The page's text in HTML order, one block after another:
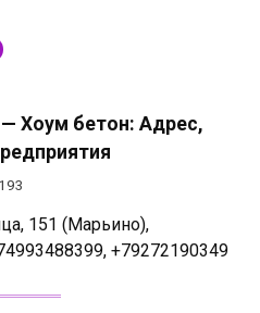
Хоум бетон: Адрес,
193
151 (Марьино),
+79272190349